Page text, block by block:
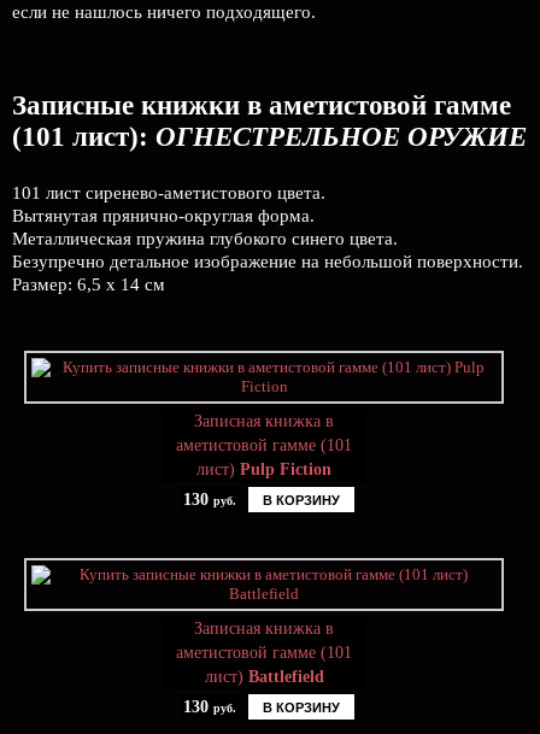
если не нашлось ничего подходящего.
Записные книжки в аметистовой гамме
(101 лист): ОГНЕСТРЕЛЬНОЕ ОРУЖИЕ
101 лист сиренево-аметистового цвета.
Вытянутая прянично-округлая форма.
Металлическая пружина глубокого синего цвета.
Безупречно детальное изображение на небольшой поверхности.
Размер: 6,5 х 14 см
Записная книжка в
аметистовой гамме (101
лист) Pulp Fiction
130 руб. В КОРЗИНУ
Записная книжка в
аметистовой гамме (101
лист) Battlefield
130 руб. В КОРЗИНУ